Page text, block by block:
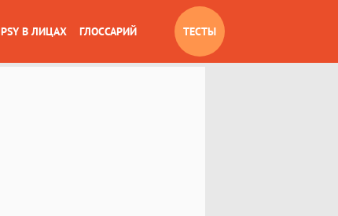
PSY В ЛИЦАХ ГЛОССАРИЙ ТЕСТЫ